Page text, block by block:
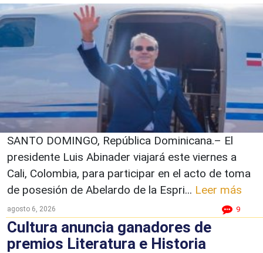
SANTO DOMINGO, República Dominicana.– El
presidente Luis Abinader viajará este viernes a
Cali, Colombia, para participar en el acto de toma
de posesión de Abelardo de la Espri... Leer más
agosto 6, 2026 9
Cultura anuncia ganadores de
premios Literatura e Historia